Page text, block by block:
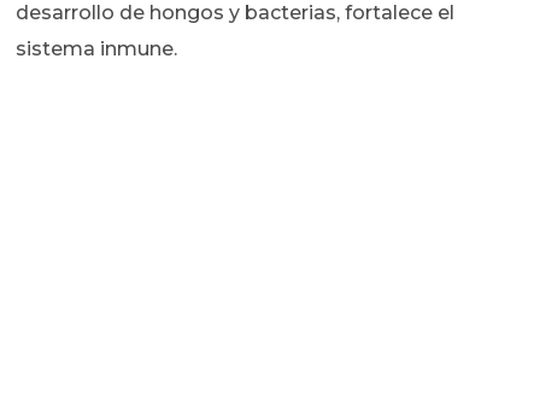
desarrollo de hongos y bacterias, fortalece el
sistema inmune.